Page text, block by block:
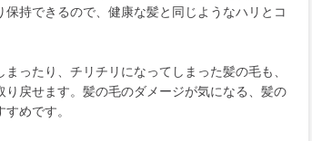
保持できるので、健康な髪と同じようなハリとコ
ったり、チリチリになってしまった髪の毛も、
戻せます。髪の毛のダメージが気になる、髪の
めです。